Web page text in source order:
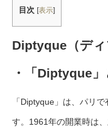
目次 [表示]
Diptyque（ディ
・「Diptyque」
「Diptyque」は、パリ
す。1961年の開業時は